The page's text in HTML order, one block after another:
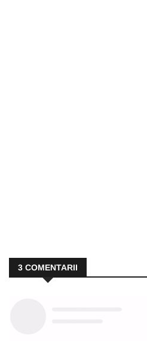
3 COMENTARII